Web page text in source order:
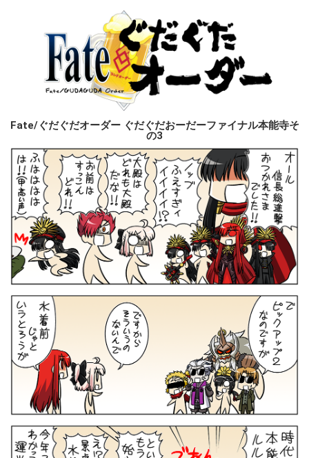
Fate/ぐだぐだオーダー ぐだぐだおーだーファイナル本能寺そ
の3